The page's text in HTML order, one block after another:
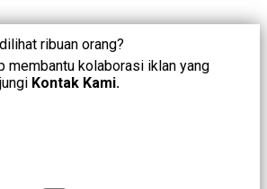
ribuan orang?
membantu kolaborasi iklan yang
Kontak Kami.